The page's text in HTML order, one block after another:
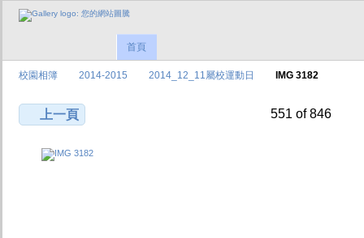
首頁
校園相簿 2014-2015 2014_12_11屬校運動日 IMG 3182
上一頁 551 of 846